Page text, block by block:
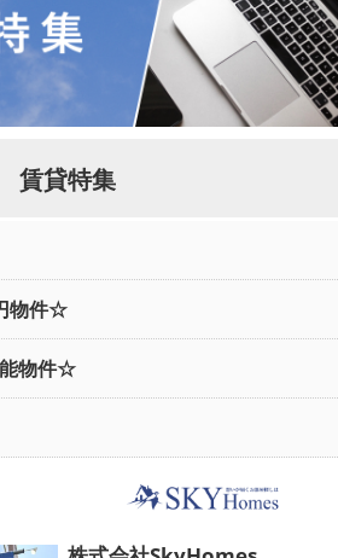
賃貸特集
物件☆
物件☆